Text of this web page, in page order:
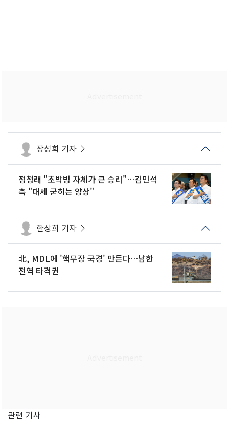
장성희 기자
정청래 "초박빙 자체가 큰 승리"…김민석
측 "대세 굳히는 양상"
한상희 기자
北, MDL에 '핵무장 국경' 만든다…남한
전역 타격권
관련 기사